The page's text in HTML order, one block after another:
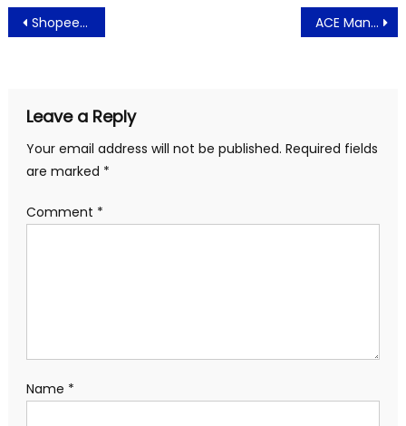
Post
navigation
Shopee Pay Ungkap Rahasia Ubah Tren Jadi Bisnis Kompeten ACE Manjakan Pelanggan Dengan Program Belanja Dapat Ekstra
Leave a Reply
Your email address will not be published. Required fields
are marked *
Comment *
Name *